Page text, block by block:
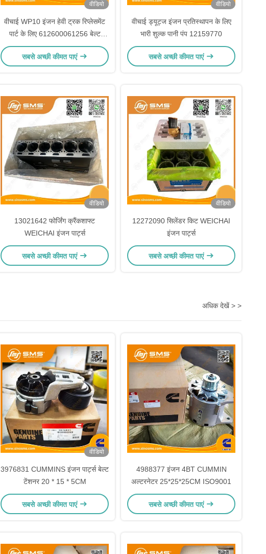
वीडियो
वीचाई WP10 इंजन हेवी ट्रक रिप्लेसमेंट
पार्ट के लिए 612600061256 बेल्ट
टेंशनर
सबसे अच्छी कीमत पाएं
वीडियो
वीचाई ड्यूट्ज इंजन प्रतिस्थापन के लिए
भारी शुल्क पानी पंप 12159770
सबसे अच्छी कीमत पाएं
वीडियो
13021642 फोर्जिंग क्रैंकशाफ्ट
WEICHAI इंजन पार्ट्स
सबसे अच्छी कीमत पाएं
वीडियो
12272090 सिलेंडर किट WEICHAI
इंजन पार्ट्स
सबसे अच्छी कीमत पाएं
अधिक देखें > >
वीडियो
3976831 CUMMINS इंजन पार्ट्स बेल्ट
टेंशनर 20 * 15 * 5CM
सबसे अच्छी कीमत पाएं
4988377 इंजन 4BT CUMMIN
अल्टरनेटर 25*25*25CM ISO9001
सबसे अच्छी कीमत पाएं